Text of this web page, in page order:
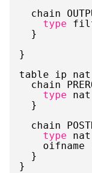
chain
type
}
}
table ip
chain
type
}
chain
type
oifname
}
}